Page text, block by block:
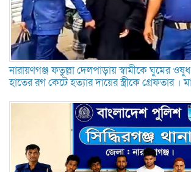
নারায়ণগঞ্জ ফতুল্লা দেলপাড়ায় স্বামীকে ঘুমের
হাতের রগ কেটে হত্যার দায়ের স্ত্রীকে গ্রেফতার ।